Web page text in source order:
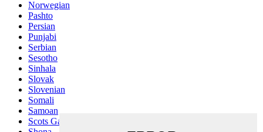
Norwegian
Pashto
Persian
Punjabi
Serbian
Sesotho
Sinhala
Slovak
Slovenian
Somali
Samoan
Scots Gaelic